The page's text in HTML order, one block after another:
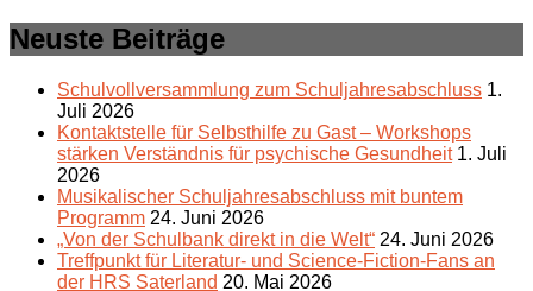
Neuste Beiträge
Schulvollversammlung zum Schuljahresabschluss 1.
Juli 2026
Kontaktstelle für Selbsthilfe zu Gast – Workshops
stärken Verständnis für psychische Gesundheit 1. Juli
2026
Musikalischer Schuljahresabschluss mit buntem
Programm 24. Juni 2026
„Von der Schulbank direkt in die Welt“ 24. Juni 2026
Treffpunkt für Literatur- und Science-Fiction-Fans an
der HRS Saterland 20. Mai 2026